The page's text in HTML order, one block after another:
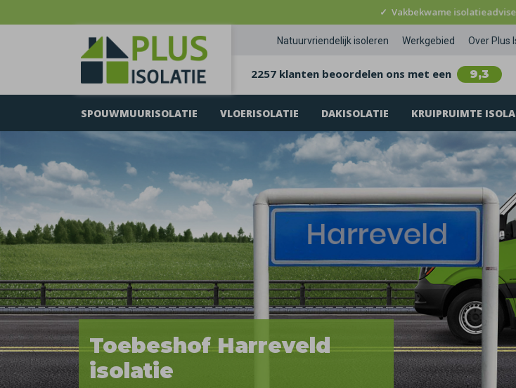
✓ Vakbekwame
Natuurvriendelijk isoleren Werkgebied Over Plus
2257 klanten beoordelen ons met een 9,3
SPOUWMUURISOLATIE VLOERISOLATIE DAKISOLATIE KRUIPRUIMTE
Toebeshof Harreveld
isolatie